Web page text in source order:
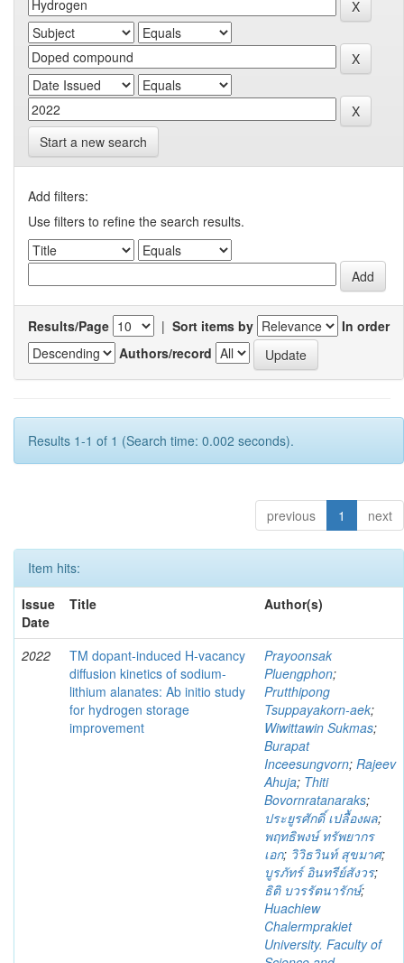
Start a new search
Add filters:
Use filters to refine the search results.
Results/Page | Sort items by
In order
Authors/record
Results 1-1 of 1 (Search time: 0.002 seconds).
previous 1 next
Item hits:
Issue
Date
Title Author(s)
2022
TM dopant-induced H-vacancy
diffusion kinetics of sodium-
lithium alanates: Ab initio study
for hydrogen storage
improvement
Prayoonsak
Pluengphon;
Prutthipong
Tsuppayakorn-aek;
Wiwittawin Sukmas;
Burapat
Inceesungvorn; Rajeev
Ahuja; Thiti
Bovornratanaraks;
ประยูรศักดิ์ เปลื้องผล;
พฤทธิพงษ์ ทรัพยากร
เอก; วิวิธวินท์ สุขมาศ;
บูรภัทร์ อินทรีย์สังวร;
ธิติ บวรรัตนารักษ์;
Huachiew
Chalermprakiet
University. Faculty of